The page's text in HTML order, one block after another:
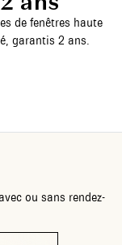
de fenêtres haute
garantis 2 ans.
ou sans rendez-